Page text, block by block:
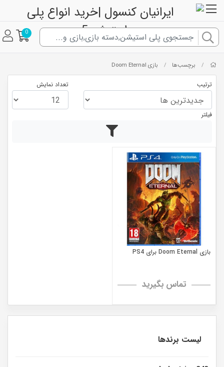
0
/ برچسب‌ها / بازی Doom Eternal
ترتیب تعداد نمایش
فیلتر
بازی Doom Eternal برای PS4
تماس بگیرید
لیست برندها